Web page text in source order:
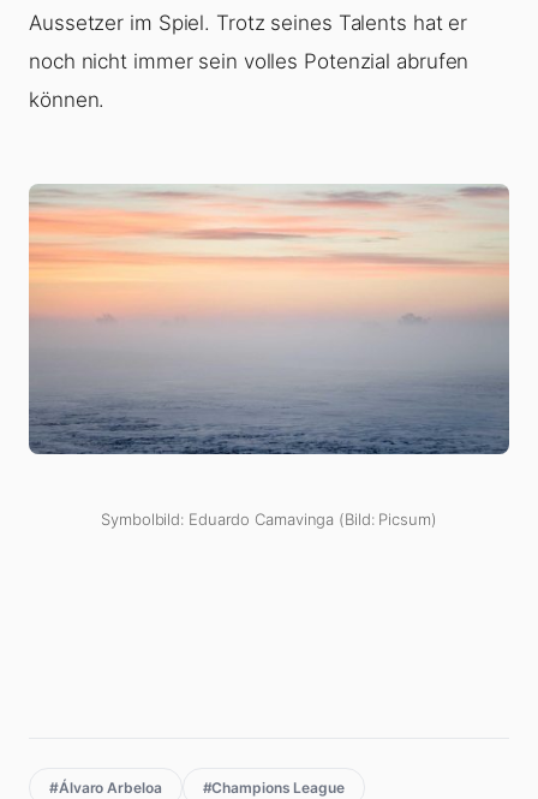
Aussetzer im Spiel. Trotz seines Talents hat er
noch nicht immer sein volles Potenzial abrufen
können.
Symbolbild: Eduardo Camavinga (Bild: Picsum)
#Álvaro Arbeloa #Champions League